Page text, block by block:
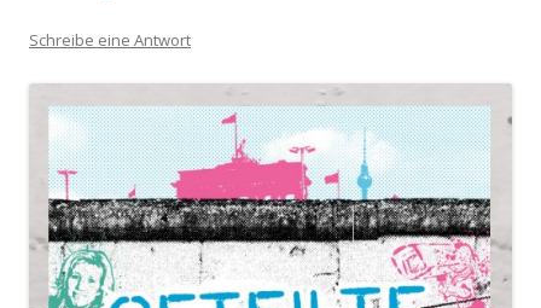
Schreibe eine Antwort